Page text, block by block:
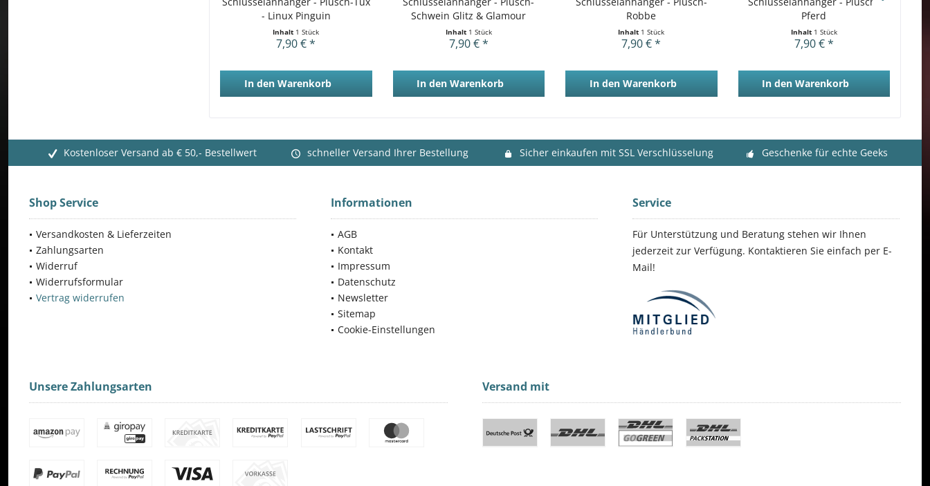
- Linux Pinguin
Inhalt 1 Stück
7,90 € *
In den Warenkorb
Schwein Glitz & Glamour
Inhalt 1 Stück
7,90 € *
In den Warenkorb
Robbe
Inhalt 1 Stück
7,90 € *
In den Warenkorb
Pferd
Inhalt 1 Stück
7,90 € *
In den Warenkorb
Kostenloser Versand ab € 50,- Bestellwert schneller Versand Ihrer Bestellung Sicher einkaufen mit SSL Verschlüsselung Geschenke für echte Geeks
Shop Service
Versandkosten & Lieferzeiten
Zahlungsarten
Widerruf
Widerrufsformular
Vertrag widerrufen
Informationen
AGB
Kontakt
Impressum
Datenschutz
Newsletter
Sitemap
Cookie-Einstellungen
Service
Für Unterstützung und Beratung stehen wir Ihnen
jederzeit zur Verfügung. Kontaktieren Sie einfach per E-
Mail!
Unsere Zahlungsarten Versand mit